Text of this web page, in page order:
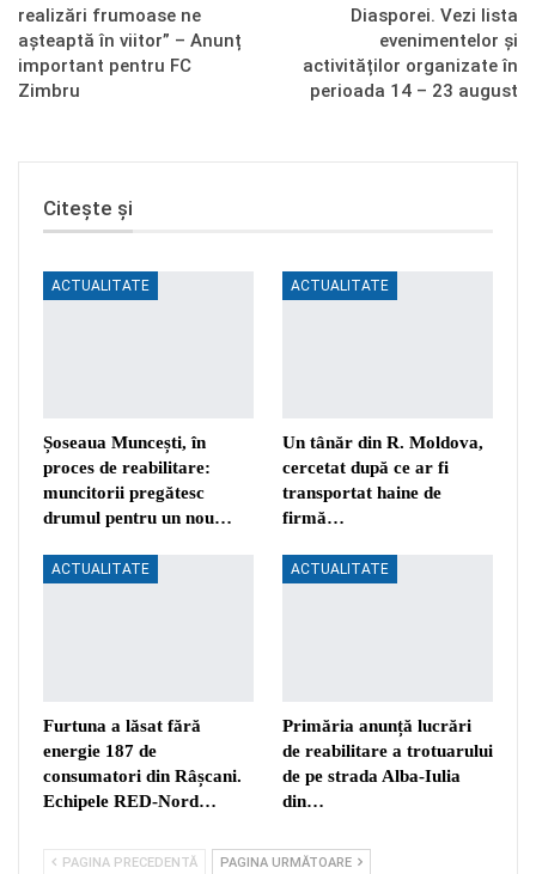
realizări frumoase ne
așteaptă în viitor” – Anunț
important pentru FC
Zimbru
Diasporei. Vezi lista
evenimentelor și
activităților organizate în
perioada 14 – 23 august
Citește și
ACTUALITATE
Șoseaua Muncești, în
proces de reabilitare:
muncitorii pregătesc
drumul pentru un nou…
ACTUALITATE
Un tânăr din R. Moldova,
cercetat după ce ar fi
transportat haine de
firmă…
ACTUALITATE
Furtuna a lăsat fără
energie 187 de
consumatori din Râșcani.
Echipele RED-Nord…
ACTUALITATE
Primăria anunță lucrări
de reabilitare a trotuarului
de pe strada Alba-Iulia
din…
PAGINA PRECEDENTĂ PAGINA URMĂTOARE